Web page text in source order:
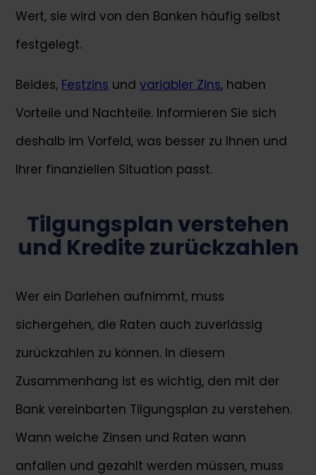
Wert, sie wird von den Banken häufig selbst
festgelegt.
Beides, Festzins undvariabler Zins, haben
Vorteile und Nachteile. Informieren Sie sich
deshalb im Vorfeld, was besser zu Ihnen und
Ihrer finanziellen Situation passt.
Tilgungsplan verstehen
und Kredite zurückzahlen
Wer ein Darlehen aufnimmt, muss
sichergehen, die Raten auch zuverlässig
zurückzahlen zu können. In diesem
Zusammenhang ist es wichtig, den mit der
Bank vereinbarten Tilgungsplan zu verstehen.
Wann welche Zinsen und Raten wann
anfallen und gezahlt werden müssen, muss